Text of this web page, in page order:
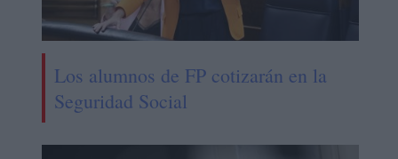
Los alumnos de FP cotizarán en la
Seguridad Social